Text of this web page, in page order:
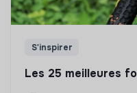
S'inspirer
Les 25 meilleures